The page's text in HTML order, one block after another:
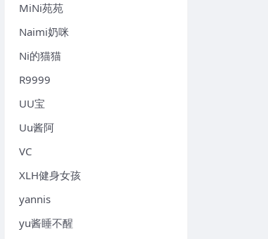
MiNi苑苑
Naimi奶咪
Ni的猫猫
R9999
UU宝
Uu酱阿
VC
XLH健身女孩
yannis
yu酱睡不醒